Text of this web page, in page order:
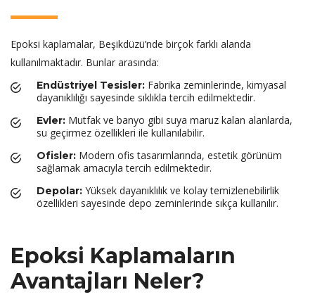
Epoksi kaplamalar, Beşikdüzü’nde birçok farklı alanda
kullanılmaktadır. Bunlar arasında:
Endüstriyel Tesisler: Fabrika zeminlerinde, kimyasal
dayanıklılığı sayesinde sıklıkla tercih edilmektedir.
Evler: Mutfak ve banyo gibi suya maruz kalan alanlarda,
su geçirmez özellikleri ile kullanılabilir.
Ofisler: Modern ofis tasarımlarında, estetik görünüm
sağlamak amacıyla tercih edilmektedir.
Depolar: Yüksek dayanıklılık ve kolay temizlenebilirlik
özellikleri sayesinde depo zeminlerinde sıkça kullanılır.
Epoksi Kaplamaların
Avantajları Neler?